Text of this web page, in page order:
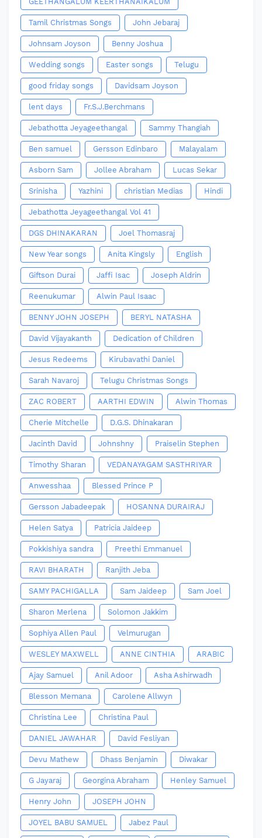
Tamil Christmas Songs John Jebaraj
Johnsam Joyson Benny Joshua
Wedding songs Easter songs Telugu
good friday songs Davidsam Joyson
lent days Fr.S.J.Berchmans
Jebathotta Jeyageethangal Sammy Thangiah
Ben samuel Gersson Edinbaro Malayalam
Asborn Sam Jollee Abraham Lucas Sekar
Srinisha Yazhini christian Medias Hindi
Jebathotta Jeyageethangal Vol 41
DGS DHINAKARAN Joel Thomasraj
New Year songs Anita Kingsly English
Giftson Durai Jaffi Isac Joseph Aldrin
Reenukumar Alwin Paul Isaac
BENNY JOHN JOSEPH BERYL NATASHA
David Vijayakanth Dedication of Children
Jesus Redeems Kirubavathi Daniel
Sarah Navaroj Telugu Christmas Songs
ZAC ROBERT AARTHI EDWIN Alwin Thomas
Cherie Mitchelle D.G.S. Dhinakaran
Jacinth David Johnshny Praiselin Stephen
Timothy Sharan VEDANAYAGAM SASTHRIYAR
Anwesshaa Blessed Prince P
Gersson Jabadeepak HOSANNA DURAIRAJ
Helen Satya Patricia Jaideep
Pokkishiya sandra Preethi Emmanuel
RAVI BHARATH Ranjith Jeba
SAMY PACHIGALLA Sam Jaideep Sam Joel
Sharon Merlena Solomon Jakkim
Sophiya Allen Paul Velmurugan
WESLEY MAXWELL ANNE CINTHIA ARABIC
Ajay Samuel Anil Adoor Asha Ashirwadh
Blesson Memana Carolene Allwyn
Christina Lee Christina Paul
DANIEL JAWAHAR David Fesliyan
Devu Mathew Dhass Benjamin Diwakar
G Jayaraj Georgina Abraham Henley Samuel
Henry John JOSEPH JOHN
JOYEL BABU SAMUEL Jabez Paul